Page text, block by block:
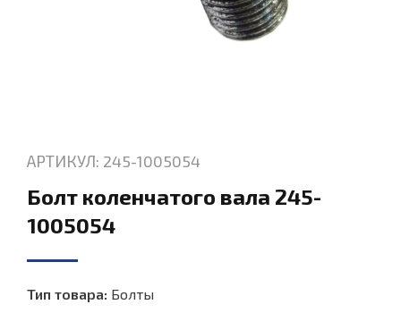
АРТИКУЛ: 245-1005054
Болт коленчатого вала 245-
1005054
Тип товара: Болты